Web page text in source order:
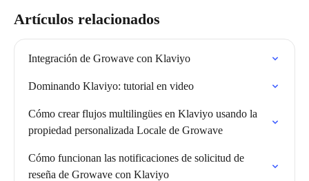
Artículos relacionados
Integración de Growave con Klaviyo
Dominando Klaviyo: tutorial en video
Cómo crear flujos multilingües en Klaviyo usando la
propiedad personalizada Locale de Growave
Cómo funcionan las notificaciones de solicitud de
reseña de Growave con Klaviyo